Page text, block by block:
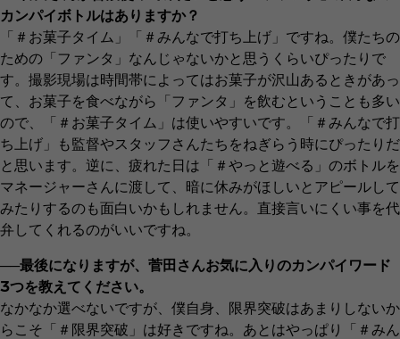
カンパイボトルはありますか？
「＃お菓子タイム」「＃みんなで打ち上げ」ですね。僕たちの
ための「ファンタ」なんじゃないかと思うくらいぴったりで
す。撮影現場は時間帯によってはお菓子が沢山あるときがあっ
て、お菓子を食べながら「ファンタ」を飲むということも多い
ので、「＃お菓子タイム」は使いやすいです。「＃みんなで打
ち上げ」も監督やスタッフさんたちをねぎらう時にぴったりだ
と思います。逆に、疲れた日は「＃やっと遊べる」のボトルを
マネージャーさんに渡して、暗に休みがほしいとアピールして
みたりするのも面白いかもしれません。直接言いにくい事を代
弁してくれるのがいいですね。
──最後になりますが、菅田さんお気に入りのカンパイワード
3つを教えてください。
なかなか選べないですが、僕自身、限界突破はあまりしないか
らこそ「＃限界突破」は好きですね。あとはやっぱり「＃みん